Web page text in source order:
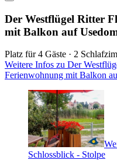
Der Westflügel Ritter
mit Balkon auf
Platz für 4 Gäste · 2
Weitere Infos zu Der
Ferienwohnung mit Balkon
Schlossblick - Stolpe